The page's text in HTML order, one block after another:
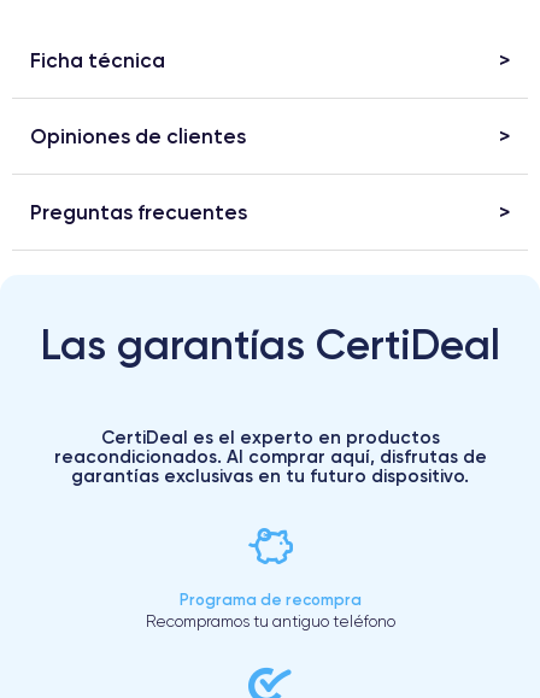
Ficha técnica
Opiniones de clientes
Preguntas frecuentes
Las garantías CertiDeal
CertiDeal es el experto en productos
reacondicionados. Al comprar aquí, disfrutas de
garantías exclusivas en tu futuro dispositivo.
Programa de recompra
Recompramos tu antiguo teléfono